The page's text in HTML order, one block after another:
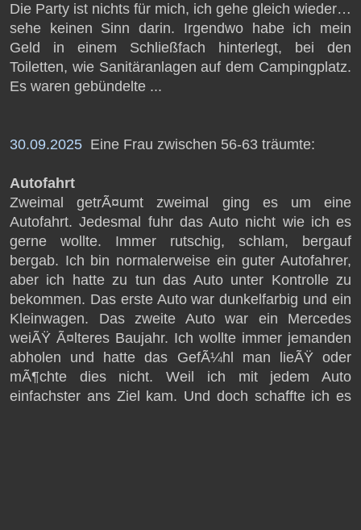
Die Party ist nichts für mich, ich gehe gleich wieder…
sehe keinen Sinn darin. Irgendwo habe ich mein
Geld in einem Schließfach hinterlegt, bei den
Toiletten, wie Sanitäranlagen auf dem Campingplatz.
Es waren gebündelte ...
30.09.2025 Eine Frau zwischen 56-63 träumte:
Autofahrt
Zweimal getrÃ¤umt zweimal ging es um eine
Autofahrt. Jedesmal fuhr das Auto nicht wie ich es
gerne wollte. Immer rutschig, schlam, bergauf
bergab. Ich bin normalerweise ein guter Autofahrer,
aber ich hatte zu tun das Auto unter Kontrolle zu
bekommen. Das erste Auto war dunkelfarbig und ein
Kleinwagen. Das zweite Auto war ein Mercedes
weiÃŸ Ã¤lteres Baujahr. Ich wollte immer jemanden
abholen und hatte das GefÃ¼hl man lieÃŸ oder
mÃ¶chte dies nicht. Weil ich mit jedem Auto
einfachster ans Ziel kam. Und doch schaffte ich es